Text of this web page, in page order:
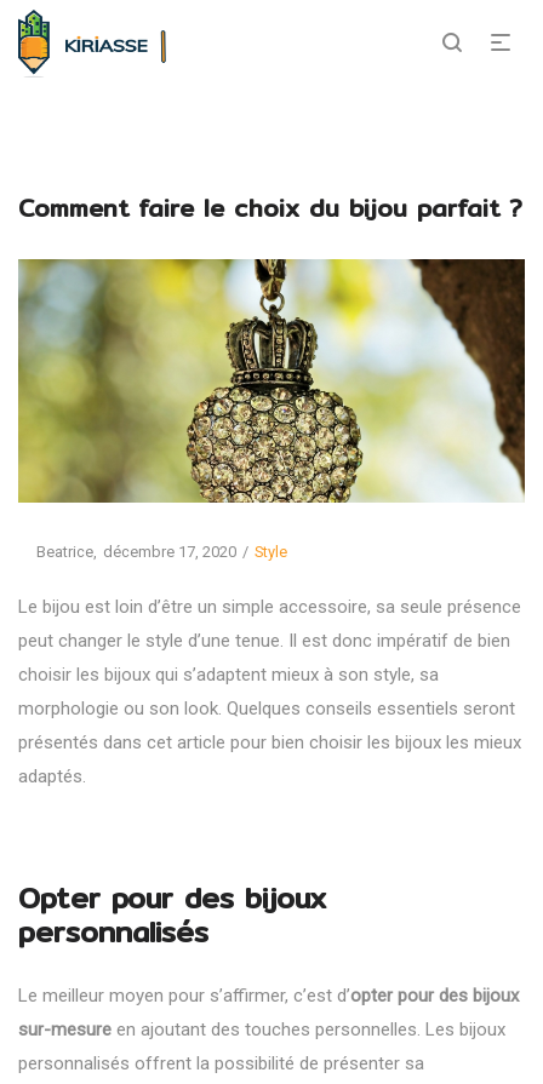
Comment faire le choix du bijou parfait ?
Beatrice Posted
décembre 17, 2020
Posted
Style
Le bijou est loin d’être un simple accessoire, sa seule présence
peut changer le style d’une tenue. Il est donc impératif de bien
choisir les bijoux qui s’adaptent mieux à son style, sa
morphologie ou son look. Quelques conseils essentiels seront
présentés dans cet article pour bien choisir les bijoux les mieux
adaptés.
Opter pour des bijoux
personnalisés
Le meilleur moyen pour s’affirmer, c’est d’opter pour des bijoux
sur-mesure en ajoutant des touches personnelles. Les bijoux
personnalisés offrent la possibilité de présenter sa